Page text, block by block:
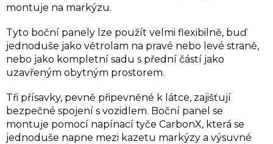
montuje na markýzu.
Tyto boční panely lze použít velmi flexibilně, buď
jednoduše jako větrolam na pravé nebo levé straně,
nebo jako kompletní sadu s přední částí jako
uzavřeným obytným prostorem.
Tři přísavky, pevně připevněné k látce, zajišťují
bezpečné spojení s vozidlem. Boční panel se
montuje pomocí napínací tyče CarbonX, která se
jednoduše napne mezi kazetu markýzy a výsuvné